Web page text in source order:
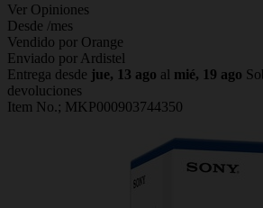
Ver Opiniones
Desde /mes
Vendido por Orange
Enviado por Ardistel
Entrega desde jue, 13 ago al mié, 19 ago
devoluciones
Item No.; MKP000903744350